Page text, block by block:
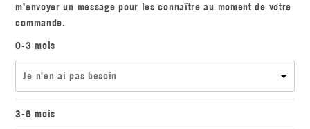
m’envoyer un message pour les connaître au moment de votre
commande.
0-3 mois
Je n'en ai pas besoin
3-6 mois